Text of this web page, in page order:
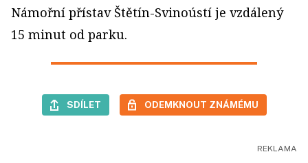
Námořní přístav Štětín-Svinoústí je vzdálený
15 minut od parku.
SDÍLET ODEMKNOUT ZNÁMÉMU